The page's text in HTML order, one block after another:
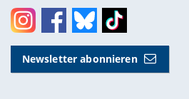
InstagramFacebookBlueskyToktok
Newsletter abonnieren